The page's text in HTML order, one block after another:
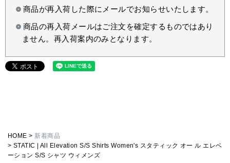
商品が再入荷した際にメールでお知らせいたします。
商品の再入荷メールはご注文を確定するものではあり
ません。再入荷案内のみとなります。
HOME
新着商品
STATIC | All Elevation S/S Shirts Women's スタティック オー ル エレベ
ーション S/S シャツ ウィメンズ